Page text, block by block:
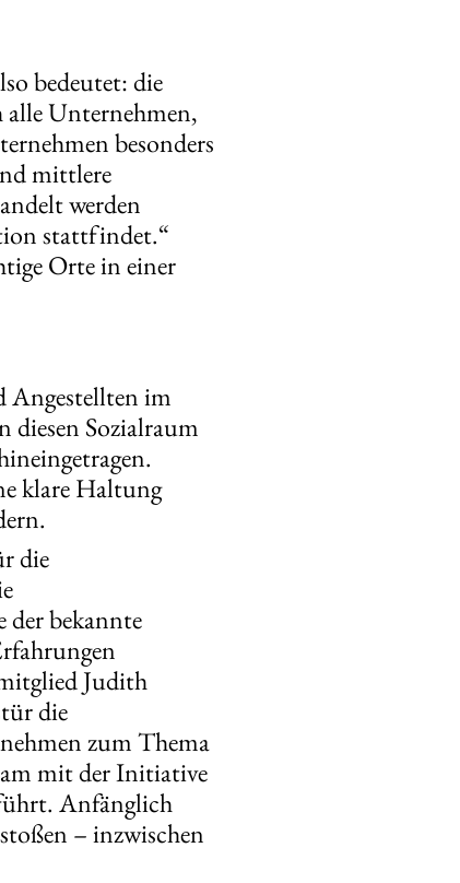
bedeutet: die
Unternehmen,
besonders
mittlere
werden
stattfindet.“
Orte in einer
Angestellten im
diesen Sozialraum
klare Haltung
die
der bekannte
Judith
die
zum Thema
mit der Initiative
Anfänglich
– inzwischen